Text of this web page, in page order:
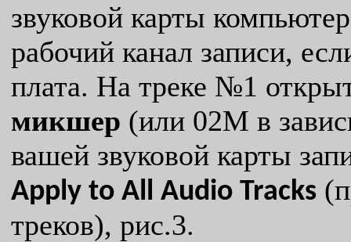
звуковой карты
рабочий канал записи,
плата. На треке №1
микшер (или 02М в
вашей звуковой карты
Apply to All Audio Tracks
треков), рис.3.